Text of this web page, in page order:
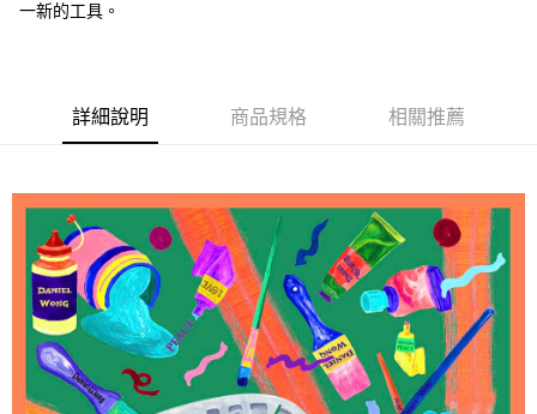
一新的工具。
詳細說明 商品規格 相關推薦